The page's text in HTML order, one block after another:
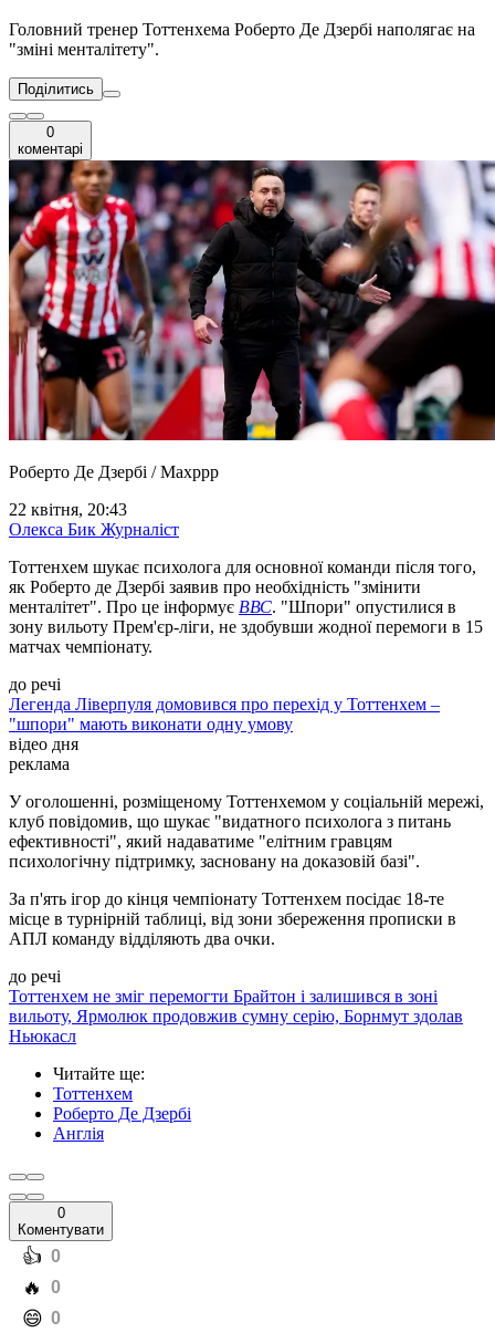
Головний тренер Тоттенхема Роберто Де Дзербі наполягає на
"зміні менталітету".
Поділитись
0
коментарі
Роберто Де Дзербі / Maxppp
22 квітня, 20:43
Олекса Бик Журналіст
Тоттенхем шукає психолога для основної команди після того,
як Роберто де Дзербі заявив про необхідність "змінити
менталітет". Про це інформує ВВС. "Шпори" опустилися в
зону вильоту Прем'єр-ліги, не здобувши жодної перемоги в 15
матчах чемпіонату.
до речі
Легенда Ліверпуля домовився про перехід у Тоттенхем –
"шпори" мають виконати одну умову
відео дня
реклама
У оголошенні, розміщеному Тоттенхемом у соціальній мережі,
клуб повідомив, що шукає "видатного психолога з питань
ефективності", який надаватиме "елітним гравцям
психологічну підтримку, засновану на доказовій базі".
За п'ять ігор до кінця чемпіонату Тоттенхем посідає 18-те
місце в турнірній таблиці, від зони збереження прописки в
АПЛ команду відділяють два очки.
до речі
Тоттенхем не зміг перемогти Брайтон і залишився в зоні
вильоту, Ярмолюк продовжив сумну серію, Борнмут здолав
Ньюкасл
Читайте ще:
Тоттенхем
Роберто Де Дзербі
Англія
0
Коментувати
️👍 0
️🔥 0
️😄 0